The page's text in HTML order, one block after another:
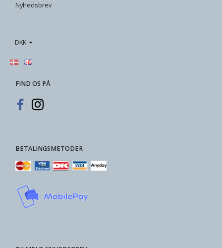
Nyhedsbrev
DKK
FIND OS PÅ
BETALINGSMETODER